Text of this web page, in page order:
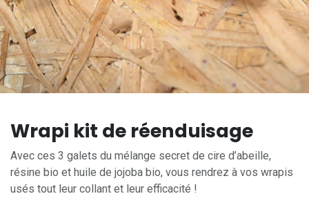
Wrapi kit de réenduisage
Avec ces 3 galets du mélange secret de cire d’abeille,
résine bio et huile de jojoba bio, vous rendrez à vos wrapis
usés tout leur collant et leur efficacité !